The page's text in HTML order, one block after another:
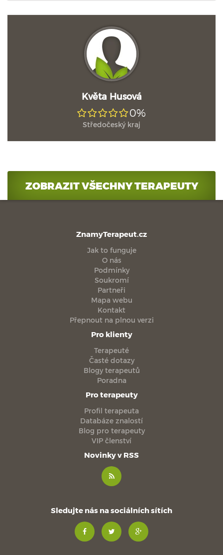
Květa Husová
0%
Středočeský kraj
ZOBRAZIT VŠECHNY TERAPEUTY
ZnamyTerapeut.cz
Jak to funguje
O nás
Podmínky
Soukromí
Partneři
Mapa webu
Kontakt
Přepnout na plnou verzi
Pro klienty
Terapeuté
Časté dotazy
Blogy terapeutů
Poradna
Pro terapeuty
Profil terapeuta
Databáze znalostí
Blog pro terapeuty
VIP členství
Novinky v RSS
Sledujte nás na sociálních sítích